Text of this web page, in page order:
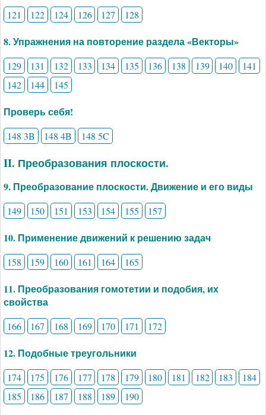
121 122 124 126 127 128
8. Упражнения на повторение раздела «Векторы»
129 131 132 133 134 135 136 138 139 140
141
142
144 145
Проверь себя!
148 3B 148 4B 148 5C
II. Преобразования плоскости.
9. Преобразование плоскости. Движение и его виды
149 150 151 153 154 155 157
10. Применение движений к решению задач
158 159 160 161 164 165
11. Преобразования гомотетии и подобия, их
свойства
166 167 168 169 170 171 172
12. Подобные треугольники
174 175 176 177 178 179 180 181 182 183
184
185
186 187 188 189 190